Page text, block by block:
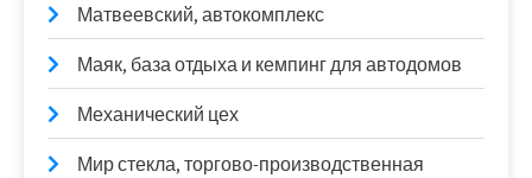
Матвеевский, автокомплекс
Маяк, база отдыха и кемпинг для автодомов
Механический цех
Мир стекла, торгово-производственная